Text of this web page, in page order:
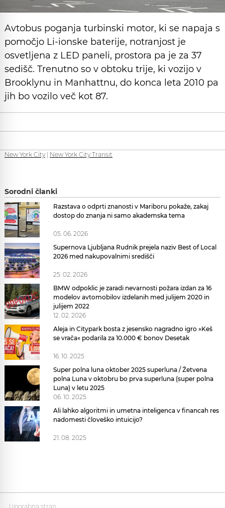
Avtobus poganja turbinski motor, ki se napaja s
pomočjo Li-ionske baterije, notranjost je
osvetljena z LED paneli, prostora pa je za 37
sedišč. Trenutno so v obtoku trije, ki vozijo v
Brooklynu in Manhattnu, do konca leta 2010 pa
jih bo vozilo več kot 87.
New York City New York City Transit
Sorodni članki
Razstava o odprti znanosti v Mariboru pokaže, zakaj
dostop do znanja ni samo akademska tema
05. 06. 2026
Supernova Ljubljana Rudnik prejela naziv Best of Local
2026 med nakupovalnimi središči
25. 02. 2026
BMW odpoklic je zaradi nevarnosti požara izdan za 16
modelov avtomobilov izdelanih med julijem 2020 in
julijem 2022
12. 02. 2026
Aleja in Citypark bosta z jesensko nagradno igro »Keš
se vrača« podarila za 10.000 € bonov Desetak
16. 10. 2025
Super polna luna oktober 2025 superluna / Žetvena
polna Luna v oktobru bo prva superluna (super polna
Luna) v letu 2025
06. 10. 2025
Ali lahko algoritmi in umetna inteligenca v financah res
nadomesti človeško intuicijo?
21. 08. 2025
Uporabna stran